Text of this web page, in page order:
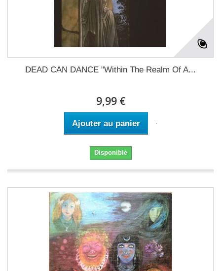
DEAD CAN DANCE "Within The Realm Of A...
9,99 €
Ajouter au panier
Disponible